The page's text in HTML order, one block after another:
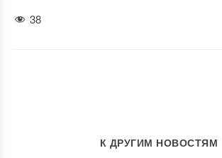
38
К ДРУГИМ НОВОСТЯМ